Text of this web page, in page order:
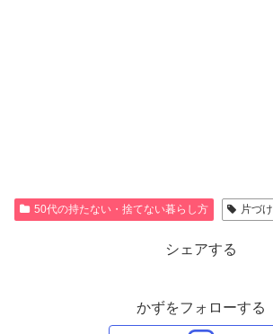
50代の持たない・捨てない暮らし方 片づけ
シェアする
かずをフォローする